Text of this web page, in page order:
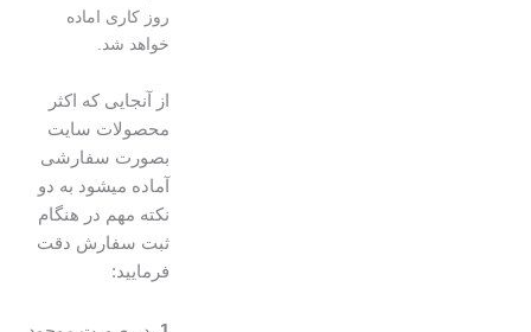
روز کاری اماده
خواهد شد.
از آنجایی که اکثر
محصولات سایت
بصورت سفارشی
آماده میشود به دو
نکته مهم در هنگام
ثبت سفارش دقت
فرمایید: